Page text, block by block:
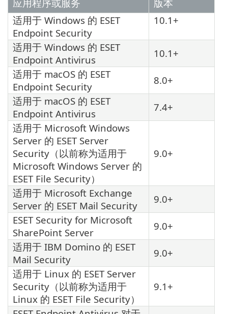
应用程序或服务
版本
适用于 Windows 的 ESET
Endpoint Security
10.1+
适用于 Windows 的 ESET
Endpoint Antivirus
10.1+
适用于 macOS 的 ESET
Endpoint Security
8.0+
适用于 macOS 的 ESET
Endpoint Antivirus
7.4+
适用于 Microsoft Windows
Server 的 ESET Server
Security（以前称为适用于
Microsoft Windows Server 的
ESET File Security）
9.0+
适用于 Microsoft Exchange
Server 的 ESET Mail Security
9.0+
ESET Security for Microsoft
SharePoint Server
9.0+
适用于 IBM Domino 的 ESET
Mail Security
9.0+
适用于 Linux 的 ESET Server
Security（以前称为适用于
Linux 的 ESET File Security）
9.1+